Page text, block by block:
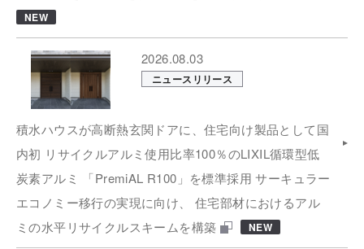
NEW
2026.08.03
ニュースリリース
積水ハウスが高断熱玄関ドアに、住宅向け製品として国
内初 リサイクルアルミ使用比率100％のLIXIL循環型低
炭素アルミ 「PremiAL R100」を標準採用 サーキュラー
エコノミー移行の実現に向け、 住宅部材におけるアル
ミの水平リサイクルスキームを構築
NEW